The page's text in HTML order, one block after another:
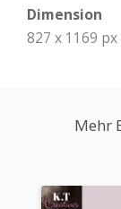
Dimension
827 x 1169 px
Mehr